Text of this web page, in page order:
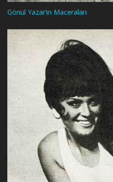
Gönül Yazar’ın Maceraları